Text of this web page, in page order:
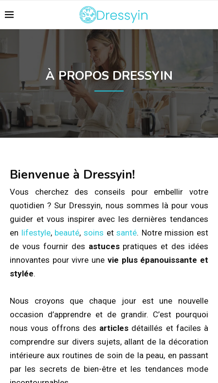
À PROPOS DRESSYIN
Bienvenue à Dressyin!
Vous cherchez des conseils pour embellir votre
quotidien ? Sur Dressyin, nous sommes là pour vous
guider et vous inspirer avec les dernières tendances
en lifestyle, beauté, soins etsanté. Notre mission est
de vous fournir des astucespratiques et des idées
innovantes pour vivre une vie plus épanouissante et
stylée.
Nous croyons que chaque jour est une nouvelle
occasion d’apprendre et de grandir. C’est pourquoi
nous vous offrons des articles détaillés et faciles à
comprendre sur divers sujets, allant de la décoration
intérieure aux routines de soin de la peau, en passant
par les secrets de bien-être et les tendances mode